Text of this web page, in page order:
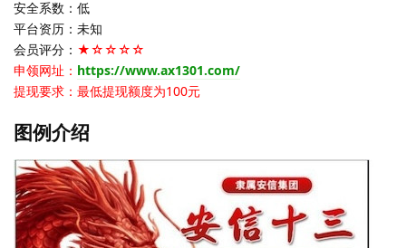
安全系数：低
平台资历：未知
会员评分： ★☆☆☆☆
申领网址： https://www.ax1301.com/
提现要求：最低提现额度为100元
图例介绍